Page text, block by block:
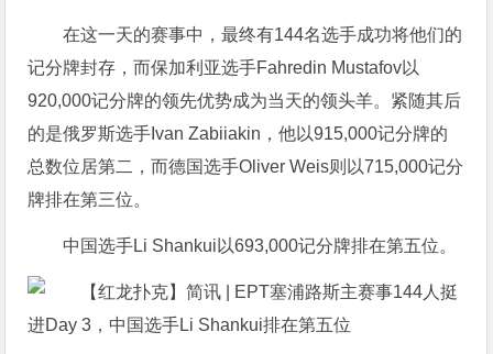
在这一天的赛事中，最终有144名选手成功将他们的
记分牌封存，而保加利亚选手Fahredin Mustafov以
920,000记分牌的领先优势成为当天的领头羊。紧随其后
的是俄罗斯选手Ivan Zabiiakin，他以915,000记分牌的
总数位居第二，而德国选手Oliver Weis则以715,000记分
牌排在第三位。
中国选手Li Shankui以693,000记分牌排在第五位。